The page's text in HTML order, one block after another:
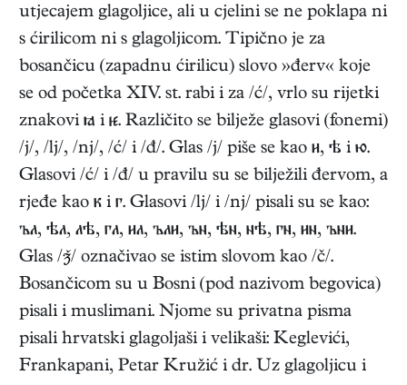
utjecajem glagoljice, ali u cjelini se ne poklapa ni
s ćirilicom ni s glagoljicom. Tipično je za
bosančicu (zapadnu ćirilicu) slovo »đerv« koje
se od početka XIV. st. rabi i za /ć/, vrlo su rijetki
znakovi  i . Različito se bilježe glasovi (fonemi)
/j/, /lj/, /nj/, /ć/ i /đ/. Glas /j/ piše se kao ,  i .
Glasovi /ć/ i /đ/ u pravilu su se bilježili đervom, a
rjeđe kao  i . Glasovi /lj/ i /nj/ pisali su se kao:
, , , , , , , , , , , .
Glas // označivao se istim slovom kao /č/.
Bosančicom su u Bosni (pod nazivom begovica)
pisali i muslimani. Njome su privatna pisma
pisali hrvatski glagoljaši i velikaši: Keglevići,
Frankapani, Petar Kružić i dr. Uz glagoljicu i